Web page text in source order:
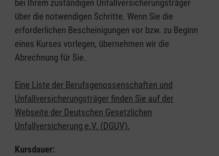
bei Ihrem zuständigen Unfallversicherungsträger
über die notwendigen Schritte. Wenn Sie die
erforderlichen Bescheinigungen vor bzw. zu Beginn
eines Kurses vorlegen, übernehmen wir die
Abrechnung für Sie.
Eine Liste der Berufsgenossenschaften und
Unfallversicherungsträger finden Sie auf der
Webseite der Deutschen Gesetzlichen
Unfallversicherung e.V. (DGUV).
Kursdauer: